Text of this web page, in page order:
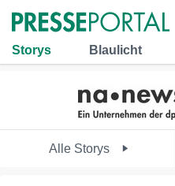
Storys Blaulicht
Alle Storys